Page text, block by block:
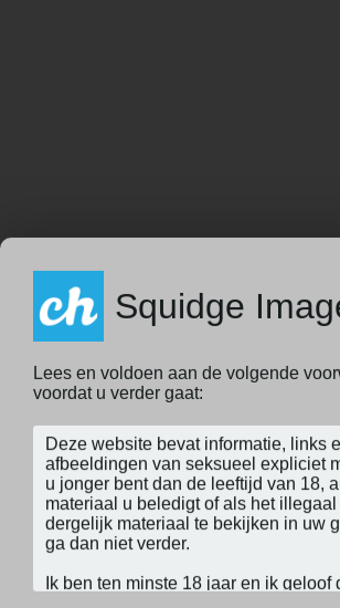
Squidge
Lees en voldoen aan de volgende
voordat u verder gaat: